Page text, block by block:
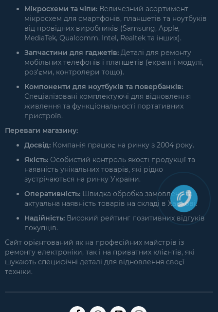
Мікросхеми та чіпи: Величезний асортимент
мікросхем для смартфонів, планшетів та ноутбуків
від провідних виробників (Samsung, Apple,
MediaTek, Qualcomm, Intel, Realtek та інших).
Запчастини для гаджетів: Деталі для ремонту
мобільних телефонів і планшетів (екранні модулі,
роз'єми, контролери тощо).
Компоненти для ноутбуків та повербанків:
Спеціалізовані комплектуючі для відновлення
живлення та функціональності портативних
пристроїв.
Переваги магазину:
Досвід: Компанія працює на ринку з 2004 року.
Якість: Особистий контроль якості продукції та
наявність унікальних товарів, які рідко
зустрічаються на ринку України.
Оперативність: Швидка обробка замовлень та
актуальна наявність товарів на складі в Харкові.
Надійність: Високий рейтинг позитивних відгуків
покупців.
Сайт орієнтований як на професійних майстрів із
ремонту електроніки, так і на приватних клієнтів, які
шукають специфічні деталі для відновлення своєї
техніки.